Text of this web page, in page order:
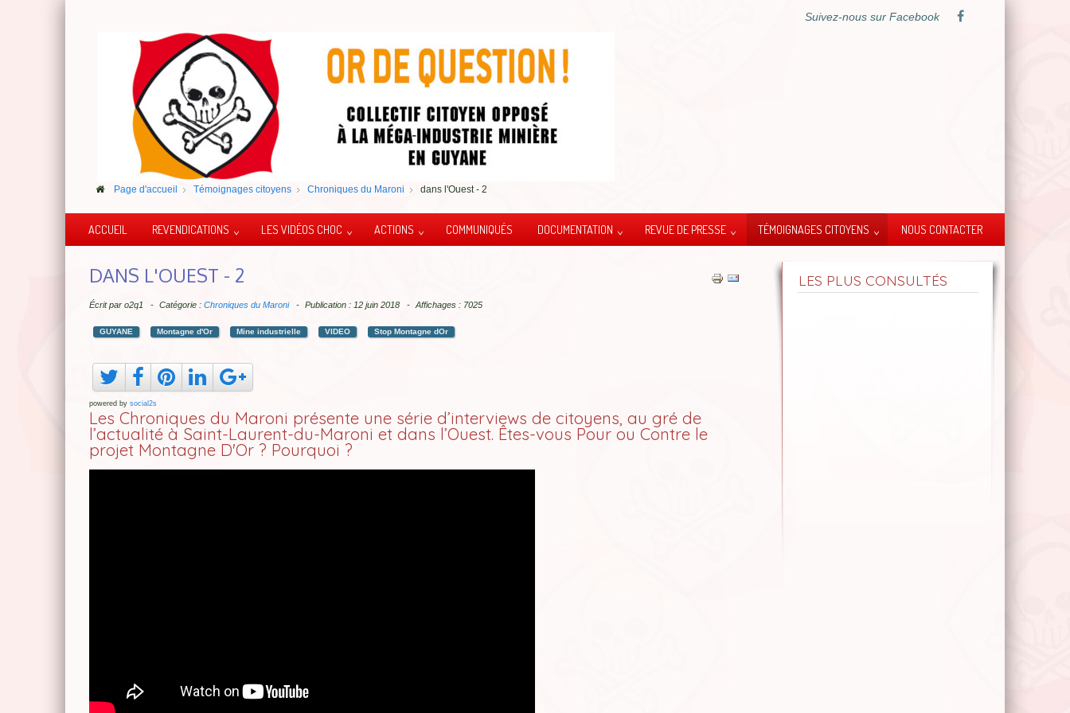
Page d'accueil Témoignages citoyens Chroniques du Maroni dans l'Ouest - 2
Suivez-nous sur Facebook
ACCUEIL REVENDICATIONS LES VIDÉOS CHOC ACTIONS COMMUNIQUÉS DOCUMENTATION REVUE DE PRESSE TÉMOIGNAGES CITOYENS NOUS CONTACTER
DANS L'OUEST - 2
Écrit par o2q1 Catégorie : Chroniques du Maroni Publication : 12 juin 2018 Affichages : 7025
GUYANE Montagne d'Or Mine industrielle VIDEO Stop Montagne dOr
powered by social2s
Les Chroniques du Maroni présente une série d’interviews de citoyens, au gré de
l’actualité à Saint-Laurent-du-Maroni et dans l’Ouest. Êtes-vous Pour ou Contre le
projet Montagne D'Or ? Pourquoi ?
LES PLUS CONSULTÉS